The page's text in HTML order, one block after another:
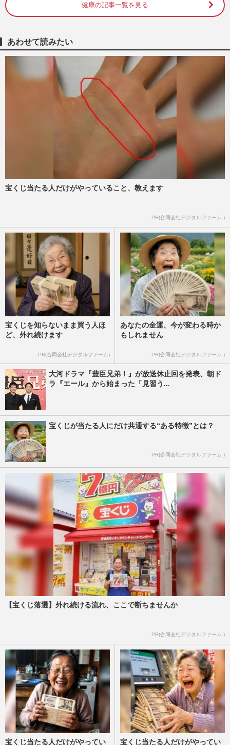
《50代から飲酒リスクが上昇》閉経後の過
度な飲酒に注意！専門医が指南する病気に
週刊女性2026年6月2日号
医師が教える心の病気『全般不安症』女性
の発症は男性の“倍以上”！？「まずは自分
の感情を理解」自分でで…
週刊女性2026年4月21日号 2026/4/19
《更年期のための栄養ケア》更年期障害が
重い人と軽い人「食事内容に違い」医師が
教える“朝食抜き・糖質過…
週刊女性2026年4月7日・14日号 2026/4/2
《「鍛骨スープ」簡単レシピ10選》カルシ
健康の記事一覧を見る
あわせて読みたい
宝くじ当たる人だけがやっていること、教えます
PR(合同会社デジタルファーム )
宝くじを知らないまま買う人ほ
ど、外れ続けます
PR(合同会社デジタルファーム)
あなたの金運、今が変わる時か
もしれません
PR(合同会社デジタルファーム )
大河ドラマ『豊臣兄弟！』が放送休止回を発表、朝ド
ラ『エール』から始まった「見習う...
宝くじが当たる人にだけ共通する“ある特徴”とは？
PR(合同会社デジタルファーム )
【宝くじ落選】外れ続ける流れ、ここで断ちませんか
PR(合同会社デジタルファーム )
宝くじ当たる人だけがやってい 宝くじ当たる人だけがやってい